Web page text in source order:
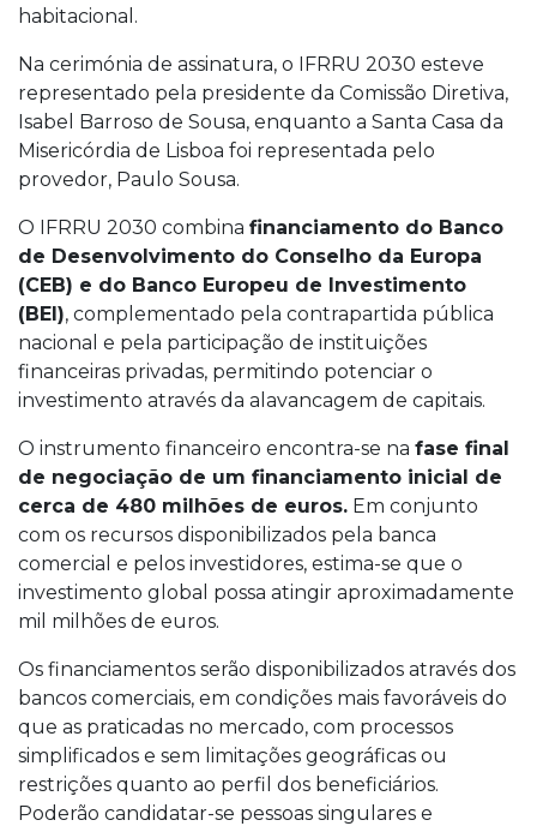
habitacional.
Na cerimónia de assinatura, o IFRRU 2030 esteve
representado pela presidente da Comissão Diretiva,
Isabel Barroso de Sousa, enquanto a Santa Casa da
Misericórdia de Lisboa foi representada pelo
provedor, Paulo Sousa.
O IFRRU 2030 combina financiamento do Banco
de Desenvolvimento do Conselho da Europa
(CEB) e do Banco Europeu de Investimento
(BEI), complementado pela contrapartida pública
nacional e pela participação de instituições
financeiras privadas, permitindo potenciar o
investimento através da alavancagem de capitais.
O instrumento financeiro encontra-se na fase final
de negociação de um financiamento inicial de
cerca de 480 milhões de euros. Em conjunto
com os recursos disponibilizados pela banca
comercial e pelos investidores, estima-se que o
investimento global possa atingir aproximadamente
mil milhões de euros.
Os financiamentos serão disponibilizados através dos
bancos comerciais, em condições mais favoráveis do
que as praticadas no mercado, com processos
simplificados e sem limitações geográficas ou
restrições quanto ao perfil dos beneficiários.
Poderão candidatar-se pessoas singulares e